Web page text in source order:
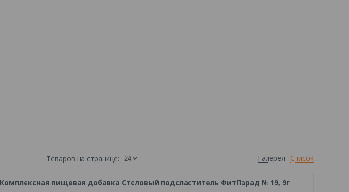
Галерея Список
Комплексная пищевая добавка Столовый подсластитель ФитПарад № 19, 9г